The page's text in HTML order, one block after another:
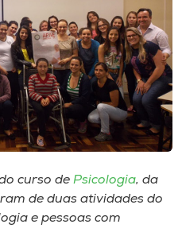
curso de Psicologia, da
de duas atividades do
e pessoas com